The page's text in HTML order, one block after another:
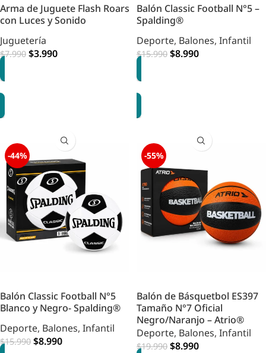
Arma de Juguete Flash Roars
con Luces y Sonido
Juguetería
$7.990 $3.990
Balón Classic Football N°5 –
Spalding®
Deporte, Balones, Infantil
$15.990 $8.990
-44%
Balón Classic Football N°5
Blanco y Negro- Spalding®
Deporte, Balones, Infantil
$15.990 $8.990
-55%
Balón de Básquetbol ES397
Tamaño N°7 Oficial
Negro/Naranjo – Atrio®
Deporte, Balones, Infantil
$19.990 $8.990